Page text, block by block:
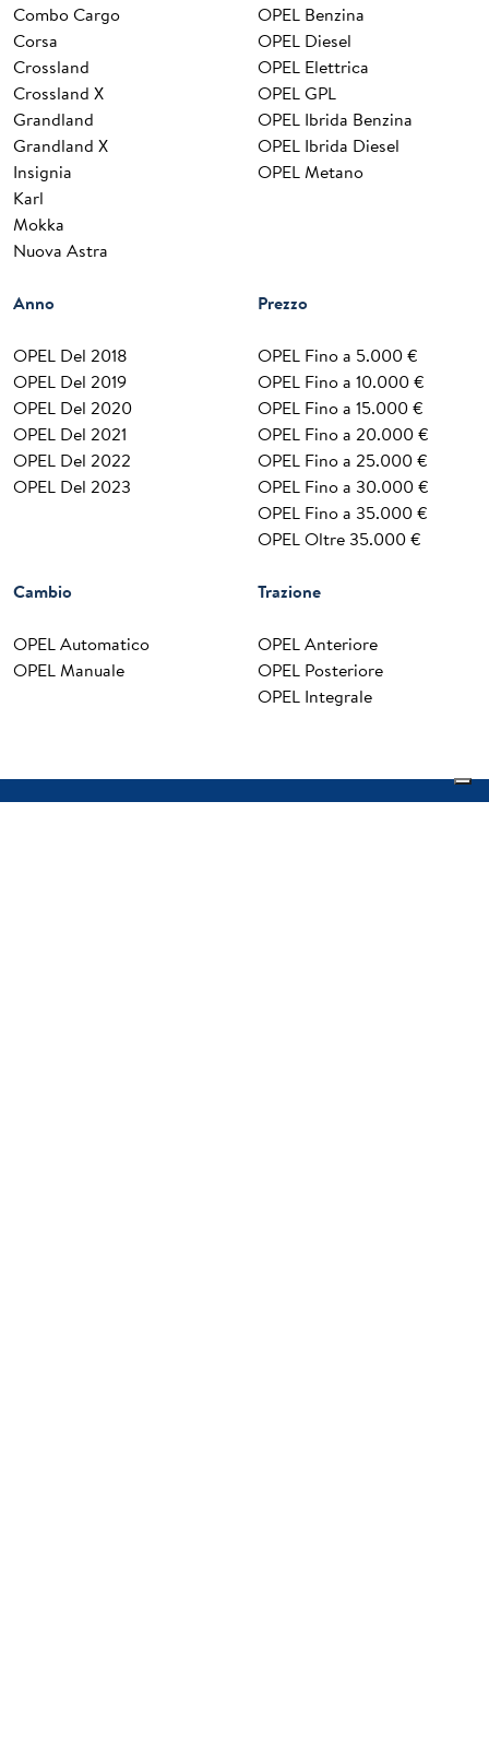
Combo Cargo
Corsa
Crossland
Crossland X
Grandland
Grandland X
Insignia
Karl
Mokka
Nuova Astra
OPEL Benzina
OPEL Diesel
OPEL Elettrica
OPEL GPL
OPEL Ibrida Benzina
OPEL Ibrida Diesel
OPEL Metano
Anno
OPEL Del 2018
OPEL Del 2019
OPEL Del 2020
OPEL Del 2021
OPEL Del 2022
OPEL Del 2023
Prezzo
OPEL Fino a 5.000 €
OPEL Fino a 10.000 €
OPEL Fino a 15.000 €
OPEL Fino a 20.000 €
OPEL Fino a 25.000 €
OPEL Fino a 30.000 €
OPEL Fino a 35.000 €
OPEL Oltre 35.000 €
Cambio
OPEL Automatico
OPEL Manuale
Trazione
OPEL Anteriore
OPEL Posteriore
OPEL Integrale